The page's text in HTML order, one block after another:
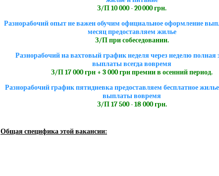
З/П 10 000 - 20 000 грн.
Разнорабочий опыт не важен обучим официальное оформление
месяц предоставляем жилье
З/П при собеседовании.
Разнорабочий на вахтовый график неделя через неделю полная
выплаты всегда вовремя
З/П 17 000 грн + 3 000 грн премии в осенний период.
Разнорабочий график пятидневка предоставляем бесплатное
выплаты вовремя
З/П 17 500 - 18 000 грн.
Общая специфика этой вакансии: